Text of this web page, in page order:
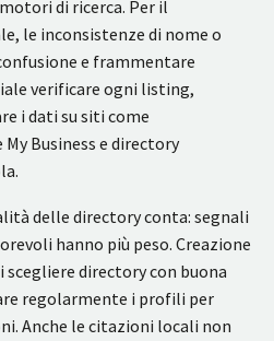
di ricerca. Per il
le inconsistenze di nome o
e frammentare
verificare ogni listing,
i dati su siti come
Business e directory
delle directory conta: segnali
hanno più peso. Creazione
directory con buona
regolarmente i profili per
Anche le citazioni locali non